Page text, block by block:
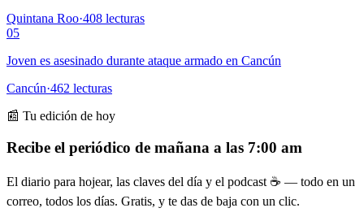
Quintana Roo·408 lecturas
05
Joven es asesinado durante ataque armado en Cancún
Cancún·462 lecturas
📰 Tu edición de hoy
Recibe el periódico de mañana a las 7:00 am
El diario para hojear, las claves del día y el podcast ☕ — todo en un
correo, todos los días. Gratis, y te das de baja con un clic.